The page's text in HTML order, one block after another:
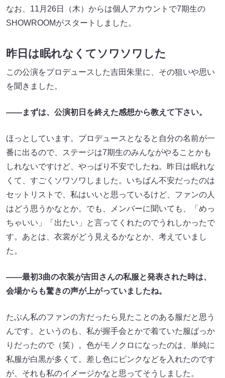
なお、11月26日（木）からは個人アカウントで7期生の
SHOWROOMがスタートしました。
昨日は眠れなくてソワソワした
この公演をプロデュースした吉田朱里に、その狙いや思い
を聞きました。
――まずは、公演初日を終えた感想から教えて下さい。
ほっとしています。プロデュースとなると自分の名前が一
番に出るので、ステージは7期生のみんながやることかも
しれないですけど、やっぱり不安でしたね。昨日は眠れな
くて、すごくソワソワしました。いちばん不安だったのは
セットリストで、私はいいと思っているけど、ファンの人
はどう思うかなとか。でも、メンバーに聞いても、「めっ
ちゃいい」「出たい」と言ってくれたのでうれしかったで
す。あとは、衣裳がどう見えるかなとか、考えていまし
た。
――最初3曲の衣装が吉田さんの私服と発表された時は、
会場からも驚きの声が上がっていましたね。
たぶん私のファンの方だったら見たことのある服だと思う
んです。というのも、私が握手会とかで着ていた服ばっか
りだったので（笑）。色がモノクロになったのは、単純に
私服が白黒が多くて。差し色にピンクなどを入れたのです
が、それも私のイメージかなと思ってそうしました。